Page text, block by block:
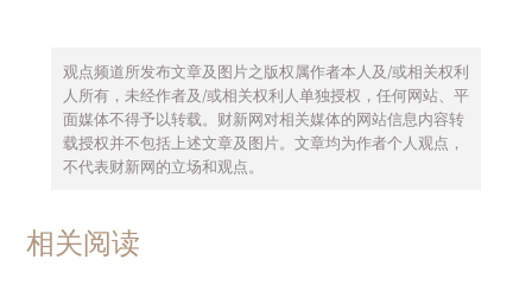
观点频道所发布文章及图片之版权属作者本人及/或相关权利
人所有，未经作者及/或相关权利人单独授权，任何网站、平
面媒体不得予以转载。财新网对相关媒体的网站信息内容转
载授权并不包括上述文章及图片。文章均为作者个人观点，
不代表财新网的立场和观点。
相关阅读